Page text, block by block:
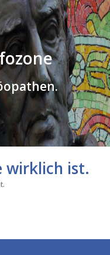
wirklich ist.